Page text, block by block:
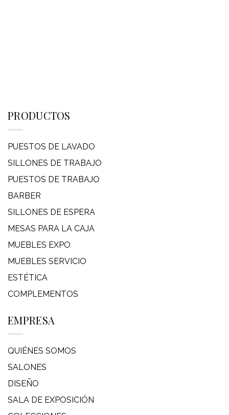
PRODUCTOS
PUESTOS DE LAVADO
SILLONES DE TRABAJO
PUESTOS DE TRABAJO
BARBER
SILLONES DE ESPERA
MESAS PARA LA CAJA
MUEBLES EXPO
MUEBLES SERVICIO
ESTÉTICA
COMPLEMENTOS
EMPRESA
QUIÉNES SOMOS
SALONES
DISEÑO
SALA DE EXPOSICIÓN